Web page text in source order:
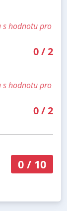
s hodnotu pro
0/2
s hodnotu pro
0/2
0/ 10